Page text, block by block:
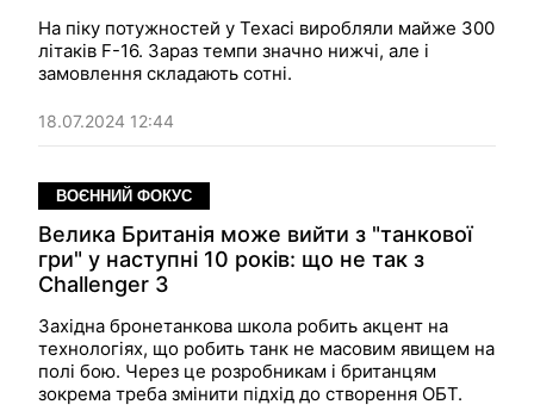
На піку потужностей у Техасі виробляли майже 300
літаків F-16. Зараз темпи значно нижчі, але і
замовлення складають сотні.
18.07.2024 12:44
ВОЄННИЙ ФОКУС
Велика Британія може вийти з "танкової
гри" у наступні 10 років: що не так з
Challenger 3
Західна бронетанкова школа робить акцент на
технологіях, що робить танк не масовим явищем на
полі бою. Через це розробникам і британцям
зокрема треба змінити підхід до створення ОБТ.